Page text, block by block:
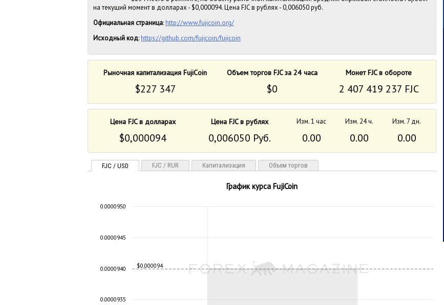
на текущий момент в долларах - $0,000094. Цена FJC в рублях - 0,006050 руб.
Официальная страница: http://www.fujicoin.org/
Исходный код: https://github.com/fujicoin/fujicoin
Рыночная капитализация FujiCoin Объем торгов FJC за 24 часа Монет FJC в обороте
$227 347 $0 2 407 419 237 FJC
Цена FJC в долларах Цена FJC в рублях Изм. 1 час Изм. 24 ч. Изм. 7 дн.
$0,000094 0,006050 Руб. 0.00 0.00 0.00
FJC / USD FJC / RUR Капитализация Объем торгов
График курса FujiCoin
$0,000094
0.0000935
0.0000940
0.0000945
0.0000950